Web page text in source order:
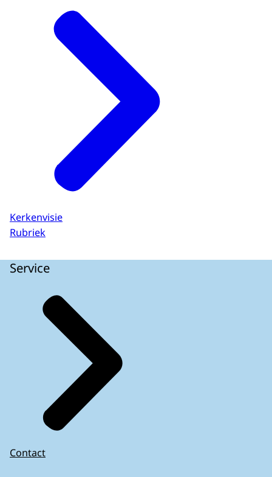
Ondertiteling
2.1 KB
Download
landschap.
Vaak vormen deze kerkgebouwen het
middelpunt van de gemeenschap.
Menig Nederlander is er gedoopt,
getrouwd, of heeft er gerouwd.
Maar; anders dan vroeger worden kerken
op veel plekken niet meer zo druk bezocht.
Dat betekent minder geld voor onderhoud,
of voor de energierekening.
Daarom moeten we nu nadenken over de
toekomst van kerkgebouwen…
ook al is die toekomst...
Kerkgebouwen hebben vaak veel
verschillende belanghebbenden.
En dat kan leiden tot moeizame discussies.
gezocht moeten worden.
Willen we deze markante gebouwen
behouden...
dan is het dus belangrijk om naar elkaar te
luisteren, elkaar de ruimte te geven, en de
kerken in samenhang te bespreken.
Zo komen we tot een integrale kerkenvisie
voor álle kerken in een gemeente.
En kunnen we samen kerkgebouwen
als kerk...
Kerkenvisie
Rubriek
Service
Contact